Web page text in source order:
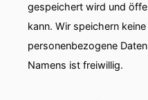
gespeichert wird und
kann. Wir speichern
personenbezogene
Namens ist freiwillig.